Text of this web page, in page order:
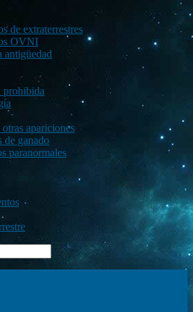
de extraterrestres
OVNI
prohibida
apariciones
de ganado
paranormales